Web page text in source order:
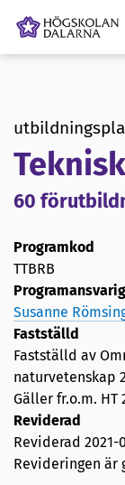
60
Programkod
TTBRB
Programansvarig
Susanne
Fastställd
Fastställd av
naturvetenskap
Gäller fr.o.m. HT
Reviderad
Reviderad 2021-
Revideringen är